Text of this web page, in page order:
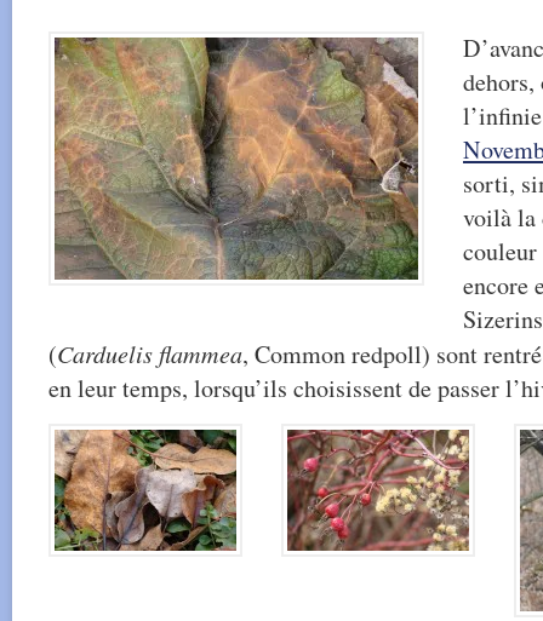
sorti,
voilà la
couleur
encore
(Carduelis flammea, Common redpoll) sont
en leur temps, lorsqu’ils choisissent de passer